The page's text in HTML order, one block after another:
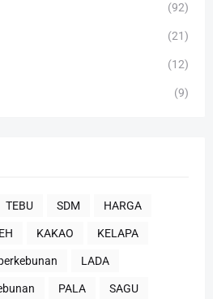
(92)
(21)
(12)
(9)
TEBU SDM HARGA
KAKAO KELAPA
LADA
PALA SAGU